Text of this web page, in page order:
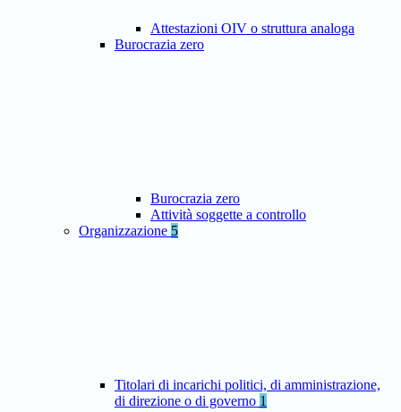
Attestazioni OIV o struttura analoga
Burocrazia zero
Burocrazia zero
Attività soggette a controllo
Organizzazione 5
Titolari di incarichi politici, di amministrazione,
di direzione o di governo 1